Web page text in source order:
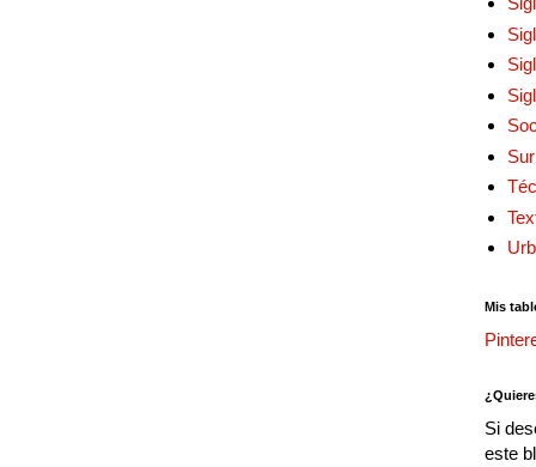
Mis
Si
este